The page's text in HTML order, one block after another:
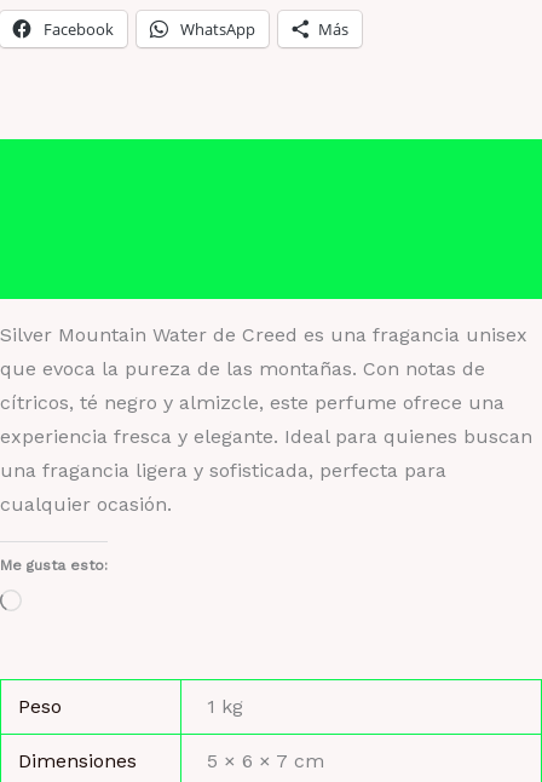
Facebook WhatsApp Más
Silver Mountain Water de Creed es una fragancia unisex
que evoca la pureza de las montañas. Con notas de
cítricos, té negro y almizcle, este perfume ofrece una
experiencia fresca y elegante. Ideal para quienes buscan
una fragancia ligera y sofisticada, perfecta para
cualquier ocasión.
Me gusta esto:
Cargando...
Peso 1 kg
Dimensiones 5 × 6 × 7 cm